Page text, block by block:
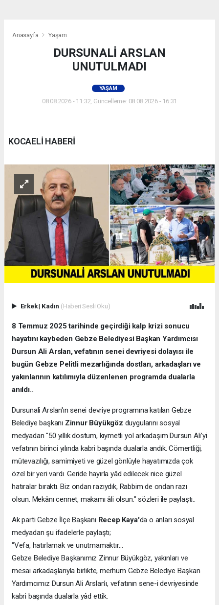
Anasayfa Yaşam
DURSUNALİ ARSLAN
UNUTULMADI
YAŞAM
08.08.2026 - 11:32, Güncelleme: 08.08.2026 - 16:31
KOCAELİ HABERİ
Erkek| Kadın (Haberi Sesli Oku)
8 Temmuz 2025 tarihinde geçirdiği kalp krizi sonucu
hayatını kaybeden Gebze Belediyesi Başkan Yardımcısı
Dursun Ali Arslan, vefatının senei devriyesi dolayısı ile
bugün Gebze Pelitli mezarlığında dostları, arkadaşları ve
yakınlarının katılımıyla düzenlenen programda dualarla
anıldı..
Dursunali Arslan'ın senei devriye programına katılan Gebze
Belediye başkanı Zinnur Büyükgöz duygularını sosyal
medyadan "50 yıllık dostum, kıymetli yol arkadaşım Dursun Ali’yi
vefatının birinci yılında kabri başında dualarla andık. Cömertliği,
mütevazılığı, samimiyeti ve güzel gönlüyle hayatımızda çok
özel bir yeri vardı. Geride hayırla yâd edilecek nice güzel
hatıralar bıraktı. Biz ondan razıydık, Rabbim de ondan razı
olsun. Mekânı cennet, makamı âli olsun." sözleri ile paylaştı..
Ak parti Gebze İlçe Başkanı Recep Kaya'da o anları sosyal
medyadan şu ifadelerle paylaştı;
"Vefa, hatırlamak ve unutmamaktır…
Gebze Belediye Başkanımız Zinnur Büyükgöz, yakınları ve
mesai arkadaşlarıyla birlikte, merhum Gebze Belediye Başkan
Yardımcımız Dursun Ali Arslan’ı, vefatının sene-i devriyesinde
kabri başında dualarla yâd ettik.